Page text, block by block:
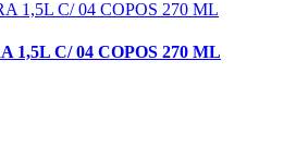
1,5L C/ 04 COPOS 270 ML